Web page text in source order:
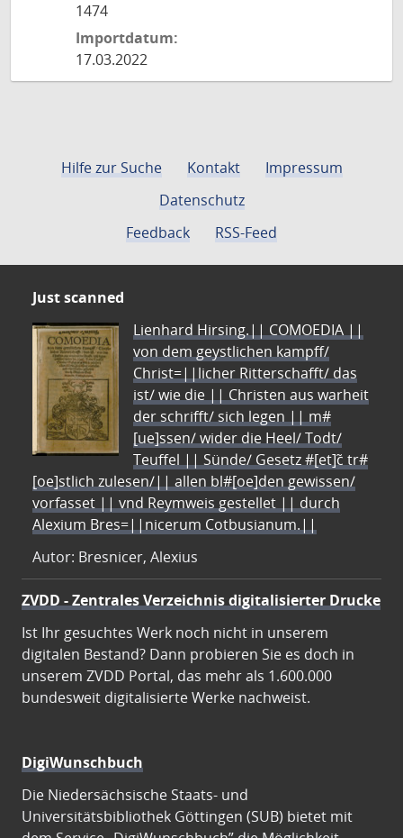
1474
Importdatum:
17.03.2022
Hilfe zur Suche Kontakt
Impressum
Datenschutz
Feedback
RSS-Feed
Just scanned
Lienhard Hirsing.|| COMOEDIA ||
von dem geystlichen kampff/
Christ=||licher Ritterschafft/ das
ist/ wie die || Christen aus warheit
der schrifft/ sich legen || m#
[ue]ssen/ wider die Heel/ Todt/
Teuffel || Sünde/ Gesetz #[et]c̃ tr#
[oe]stlich zulesen/|| allen bl#[oe]den gewissen/
vorfasset || vnd Reymweis gestellet || durch
Alexium Bres=||nicerum Cotbusianum.||
Autor: Bresnicer, Alexius
ZVDD - Zentrales Verzeichnis digitalisierter Drucke
Ist Ihr gesuchtes Werk noch nicht in unserem
digitalen Bestand? Dann probieren Sie es doch in
unserem ZVDD Portal, das mehr als 1.600.000
bundesweit digitalisierte Werke nachweist.
DigiWunschbuch
Die Niedersächsische Staats- und
Universitätsbibliothek Göttingen (SUB) bietet mit